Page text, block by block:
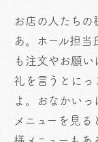
お店の人たち
あ。ホール担当
も注文やお願
礼を言うとにっ
よ。おなかいっ
メニューを見